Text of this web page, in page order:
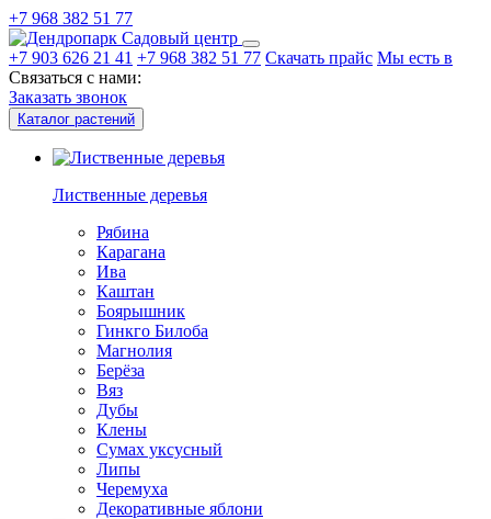
+7 968 382 51 77
Садовый центр
+7 903 626 21 41 +7 968 382 51 77 Скачать прайс Мы есть в
Связаться с нами:
Заказать звонок
Каталог растений
Лиственные деревья
Рябина
Карагана
Ива
Каштан
Боярышник
Гинкго Билоба
Магнолия
Берёза
Вяз
Дубы
Клены
Сумах уксусный
Липы
Черемуха
Декоративные яблони